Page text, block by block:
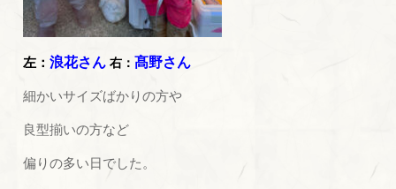
左：浪花さん右： 髙野さん
細かいサイズばかりの方や
良型揃いの方など
偏りの多い日でした。